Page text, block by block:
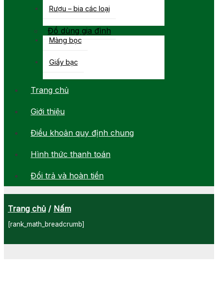
Rượu – bia các loại
Đồ dùng gia đình
Màng bọc
Giấy bạc
Trang chủ
Giới thiệu
Điều khoản quy định chung
Hình thức thanh toán
Đổi trả và hoàn tiền
Trang chủ / Nấm
[rank_math_breadcrumb]